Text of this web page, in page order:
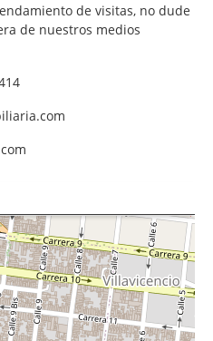
de visitas, no dude
de nuestros medios